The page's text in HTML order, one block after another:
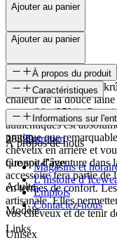
Ajouter au panier
Ajouter au panier
À propos du produit
Le bandeau en laine
chaleur de la douce
extensible (35%). Cette
authentiques est
pratique que
cheveux en arrière et
que soit l’aventure dans
accessoire fera partie de
en termes de confort.
artisanale. Elles
vos cheveux et de tenir
Caractéristiques
SKU
28399
Groupe d'âge
Adulte
Modèle
Unisex
Informations sur
Entretien
À propos de nous
Magasins et
L’histoire
Emplois
Contactez-nous
Links